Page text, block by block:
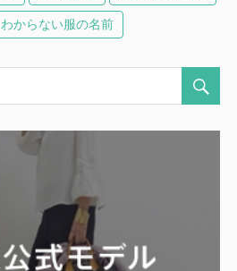
わからない服の名前